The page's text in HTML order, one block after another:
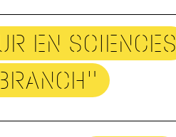
EN SCIENCES